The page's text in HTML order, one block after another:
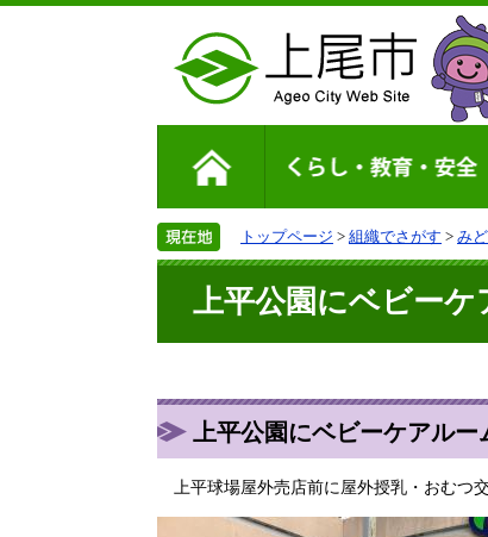
トップページ > 組織でさがす > み
上平公園にベビー
上平公園にベビーケアルー
上平球場屋外売店前に屋外授乳・おむつ